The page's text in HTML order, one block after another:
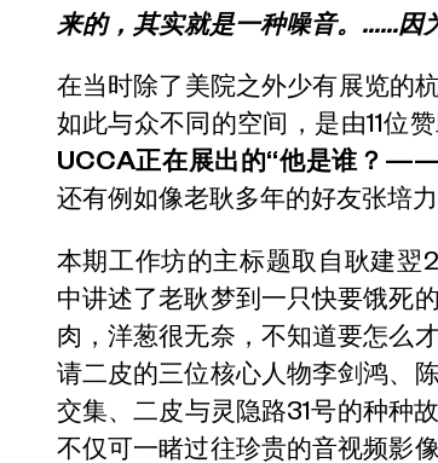
来的，其实就是一种噪音。……因
在当时除了美院之外少有展览的
如此与众不同的空间，是由11位
UCCA正在展出的“他是谁？
还有例如像老耿多年的好友张培力
本期工作坊的主标题取自耿建翌
中讲述了老耿梦到一只快要饿死
肉，洋葱很无奈，不知道要怎么
请二皮的三位核心人物李剑鸿、
交集、二皮与灵隐路31号的种种
不仅可一睹过往珍贵的音视频影